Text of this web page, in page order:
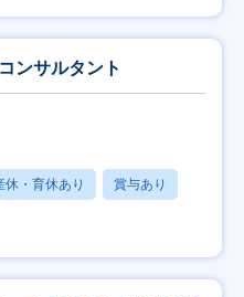
ンサルタント
休・育休あり 賞与あり